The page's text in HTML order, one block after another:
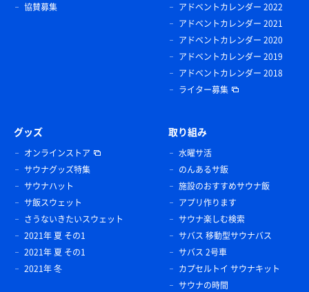
協賛募集
アドベントカレンダー 2022
アドベントカレンダー 2021
アドベントカレンダー 2020
アドベントカレンダー 2019
アドベントカレンダー 2018
ライター募集
グッズ
オンラインストア
サウナグッズ特集
サウナハット
サ飯スウェット
さうないきたいスウェット
2021年 夏 その1
2021年 夏 その1
2021年 冬
取り組み
水曜サ活
のんあるサ飯
施設のおすすめサウナ飯
アプリ作ります
サウナ楽しむ検索
サバス 移動型サウナバス
サバス 2号車
カプセルトイ サウナキット
サウナの時間